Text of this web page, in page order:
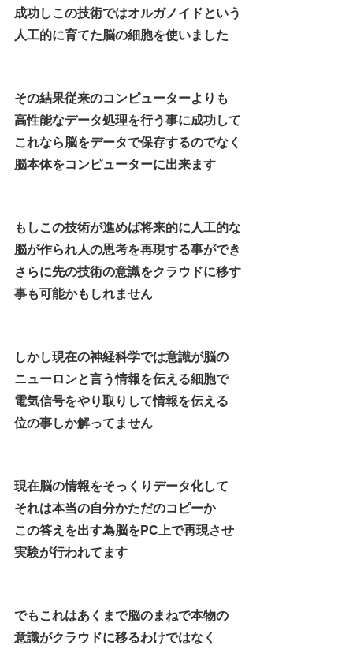
成功しこの技術ではオルガノイドという
人工的に育てた脳の細胞を使いました
その結果従来のコンピューターよりも
高性能なデータ処理を行う事に成功して
これなら脳をデータで保存するのでなく
脳本体をコンピューターに出来ます
もしこの技術が進めば将来的に人工的な
脳が作られ人の思考を再現する事ができ
さらに先の技術の意識をクラウドに移す
事も可能かもしれません
しかし現在の神経科学では意識が脳の
ニューロンと言う情報を伝える細胞で
電気信号をやり取りして情報を伝える
位の事しか解ってません
現在脳の情報をそっくりデータ化して
それは本当の自分かただのコピーか
この答えを出す為脳をPC上で再現させ
実験が行われてます
でもこれはあくまで脳のまねで本物の
意識がクラウドに移るわけではなく